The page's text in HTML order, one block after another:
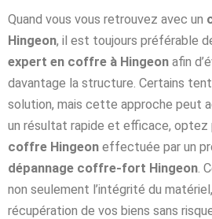
Quand vous vous retrouvez avec un
Hingeon, il est toujours préférable
expert en coffre à Hingeon afin
davantage la structure. Certains
solution, mais cette approche peut
un résultat rapide et efficace, optez
coffre Hingeon effectuée par un
dépannage coffre-fort Hingeon.
non seulement l’intégrité du
récupération de vos biens sans